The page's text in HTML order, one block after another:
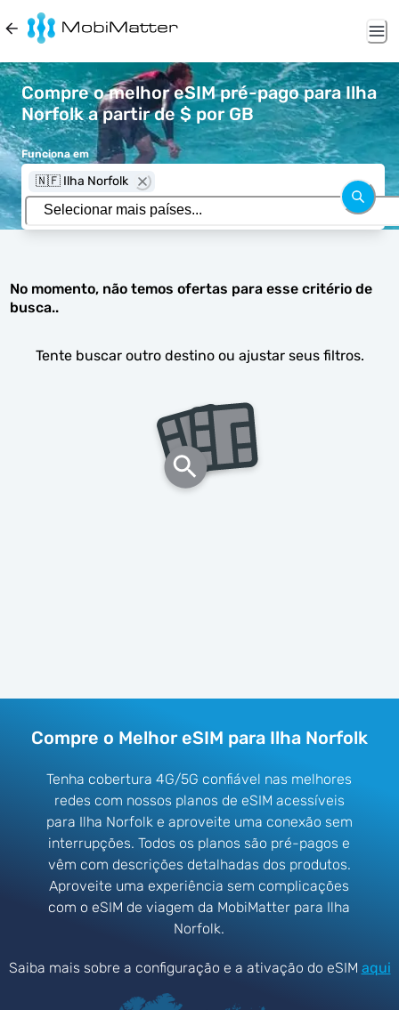
Compre o melhor eSIM pré-pago para Ilha
Norfolk a partir de $ por GB
Funciona em
🇳🇫 Ilha Norfolk
No momento, não temos ofertas para esse critério de
busca..
Tente buscar outro destino ou ajustar seus filtros.
Compre o Melhor eSIM para Ilha Norfolk
Tenha cobertura 4G/5G confiável nas melhores
redes com nossos planos de eSIM acessíveis
para Ilha Norfolk e aproveite uma conexão sem
interrupções. Todos os planos são pré-pagos e
vêm com descrições detalhadas dos produtos.
Aproveite uma experiência sem complicações
com o eSIM de viagem da MobiMatter para Ilha
Norfolk.
Saiba mais sobre a configuração e a ativação do eSIM aqui